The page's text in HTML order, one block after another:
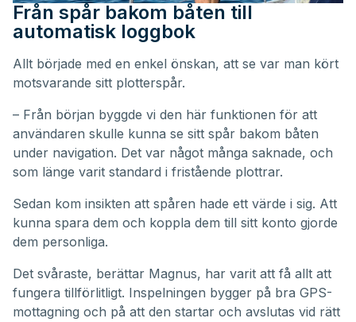
Från spår bakom båten till
automatisk loggbok
Allt började med en enkel önskan, att se var man kört
motsvarande sitt plotterspår.
– Från början byggde vi den här funktionen för att
användaren skulle kunna se sitt spår bakom båten
under navigation. Det var något många saknade, och
som länge varit standard i fristående plottrar.
Sedan kom insikten att spåren hade ett värde i sig. Att
kunna spara dem och koppla dem till sitt konto gjorde
dem personliga.
Det svåraste, berättar Magnus, har varit att få allt att
fungera tillförlitligt. Inspelningen bygger på bra GPS-
mottagning och på att den startar och avslutas vid rätt